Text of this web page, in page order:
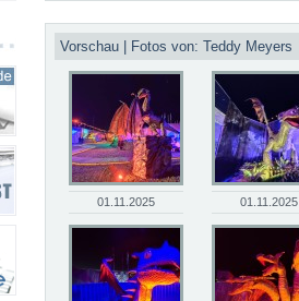
Vorschau | Fotos von: Teddy Meyers
01.11.2025 01.11.2025